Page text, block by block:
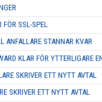
FÖR SSL-SPEL
ANFALLARE STANNAR KVAR
KLAR FÖR YTTERLIGARE
SKRIVER ETT NYTT AVTAL
SKRIVER ETT NYTT AVTAL